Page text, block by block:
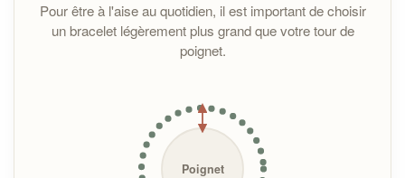
nettoyer sous un jet d'eau courante pour les nettoyer
si vous en ressentez le besoin.
Pour être à l'aise au quotidien, il est important de choisir
un bracelet légèrement plus grand que votre tour de
poignet.
Poignet